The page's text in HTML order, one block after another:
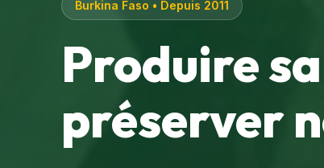
Burkina Faso • Depuis 2011
Produire
préserver